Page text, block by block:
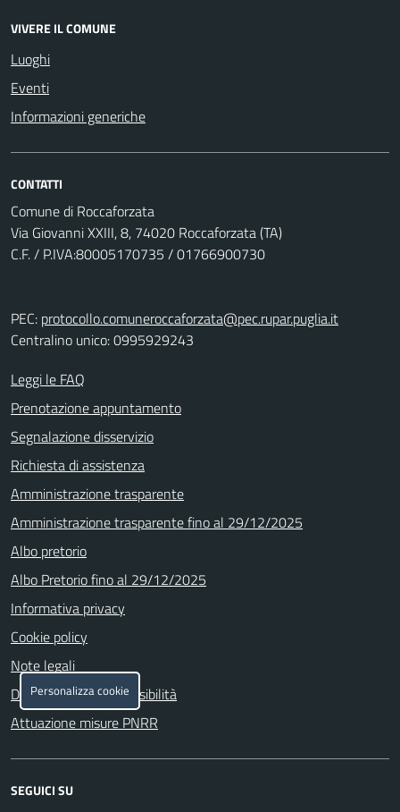
VIVERE IL COMUNE
Luoghi
Eventi
Informazioni generiche
CONTATTI
Comune di Roccaforzata
Via Giovanni XXIII, 8, 74020 Roccaforzata (TA)
C.F. / P.IVA:80005170735 / 01766900730
PEC: protocollo.comuneroccaforzata@pec.rupar.puglia.it
Centralino unico: 0995929243
Leggi le FAQ
Prenotazione appuntamento
Segnalazione disservizio
Richiesta di assistenza
Amministrazione trasparente
Amministrazione trasparente fino al 29/12/2025
Albo pretorio
Albo Pretorio fino al 29/12/2025
Informativa privacy
Cookie policy
Note legali
Dichiarazione di accessibilità
Attuazione misure PNRR
SEGUICI SU
Personalizza cookie